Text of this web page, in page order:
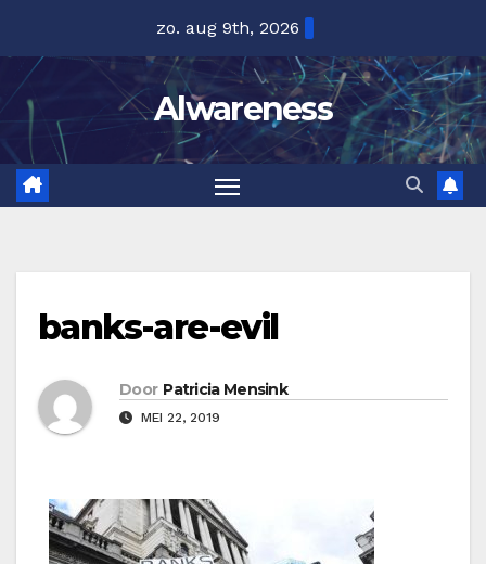
inhoud
zo. aug 9th, 2026
Alwareness
banks-are-evil
Door Patricia Mensink
MEI 22, 2019